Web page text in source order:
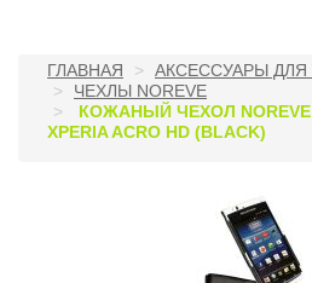
ГЛАВНАЯ АКСЕССУАРЫ
ЧЕХЛЫ NOREVE
КОЖАНЫЙ ЧЕХОЛ NOREVE
XPERIA ACRO HD (BLACK)